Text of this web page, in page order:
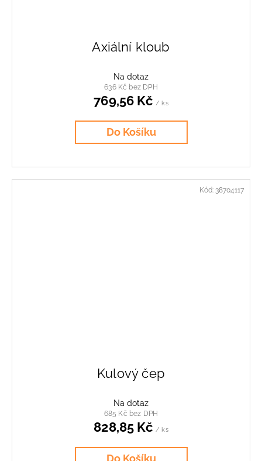
Axiální kloub
Na dotaz
636 Kč bez DPH
769,56 Kč/ ks
Do Košíku
Kulový čep
Na dotaz
685 Kč bez DPH
828,85 Kč / ks
Do Košíku
Kód: 38704117